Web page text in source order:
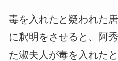
毒を入れたと疑われた
に釈明をさせると、阿
た淑夫人が毒を入れたと